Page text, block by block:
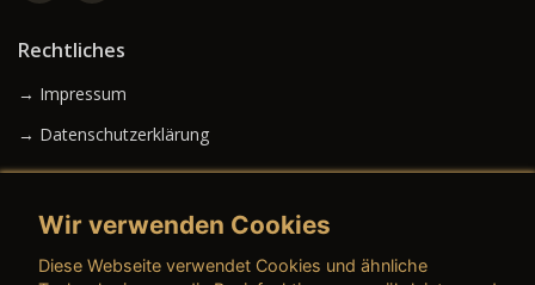
Rechtliches
→ Impressum
→ Datenschutzerklärung
Wir verwenden Cookies
Diese Webseite verwendet Cookies und ähnliche